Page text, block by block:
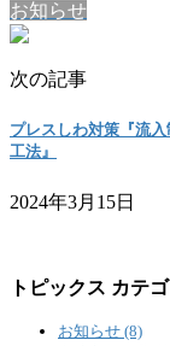
お知らせ
次の記事
プレスしわ対策『流
工法』
2024年3月15日
トピックス カテ
お知らせ (8)